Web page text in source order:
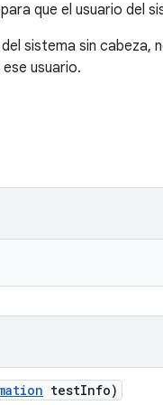
que el usuario del
sistema sin cabeza,
usuario.
testInfo)